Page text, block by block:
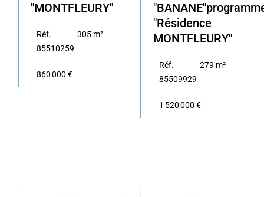
"MONTFLEURY"
Réf.
85510259
305 m²
860 000 €
"Résidence
MONTFLEURY"
Réf.
85509929
279 m²
1 520 000 €